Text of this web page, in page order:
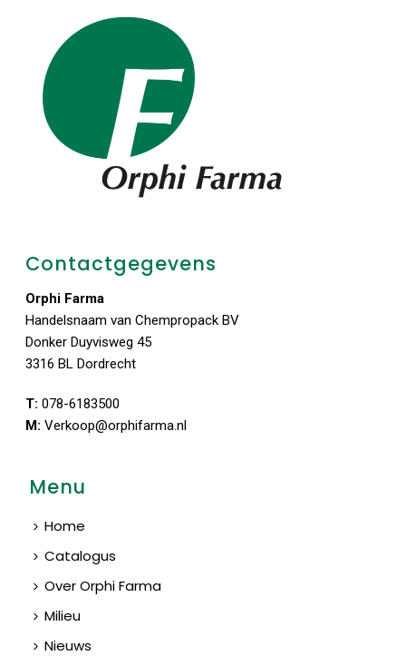
Contactgegevens
Orphi Farma
Handelsnaam van Chempropack BV
Donker Duyvisweg 45
3316 BL Dordrecht
T: 078-6183500
M: Verkoop@orphifarma.nl
Menu
Home
Catalogus
Over Orphi Farma
Milieu
Nieuws